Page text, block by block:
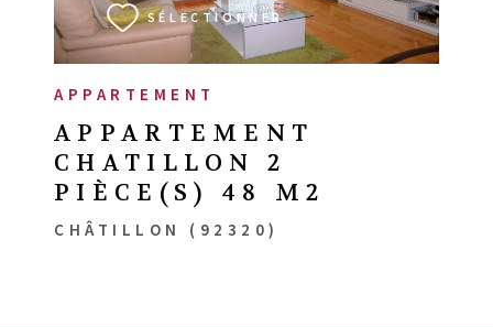
APPARTEMENT
APPARTEMENT
CHATILLON 2
PIÈCE(S) 48 M2
CHÂTILLON (92320)
SÉLECTIONNER